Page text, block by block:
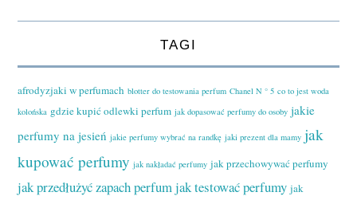
TAGI
afrodyzjaki w perfumach blotter do testowania perfum Chanel N ° 5 co to jest woda
kolońska gdzie kupić odlewki perfum jak dopasować perfumy do osoby jakie
perfumy na jesień jakie perfumy wybrać na randkę jaki prezent dla mamy jak
kupować perfumy jak nakładać perfumy jak przechowywać perfumy
jak przedłużyć zapach perfumjak testować perfumy jak